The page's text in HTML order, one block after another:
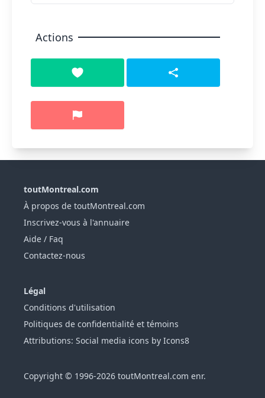
Actions
toutMontreal.com
À propos de toutMontreal.com
Inscrivez-vous à l'annuaire
Aide / Faq
Contactez-nous
Légal
Conditions d'utilisation
Politiques de confidentialité et témoins
Attributions: Social media icons by Icons8
Copyright © 1996-2026 toutMontreal.com enr.